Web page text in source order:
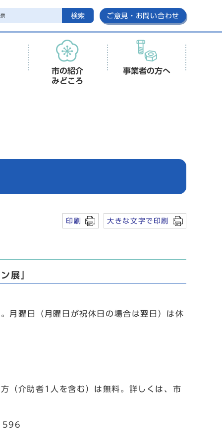
検索 ご意見・お問い合わせ
市の紹介
みどころ
事業者の方へ
印刷 大きな文字で印刷
展」
曜日（月曜日が祝休日の場合は翌日）は休
（介助者1人を含む）は無料。詳しくは、市